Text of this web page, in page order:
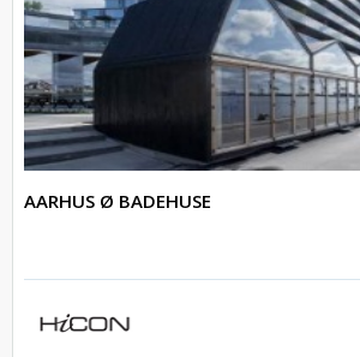
AARHUS Ø BADEHUSE